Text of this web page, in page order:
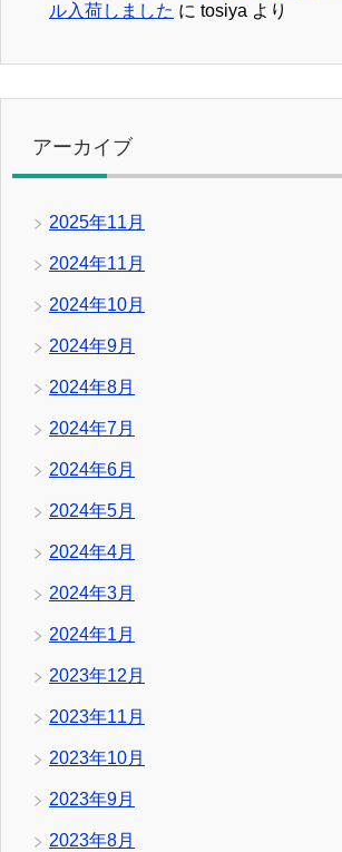
ル入荷しました に tosiya より
アーカイブ
2025年11月
2024年11月
2024年10月
2024年9月
2024年8月
2024年7月
2024年6月
2024年5月
2024年4月
2024年3月
2024年1月
2023年12月
2023年11月
2023年10月
2023年9月
2023年8月